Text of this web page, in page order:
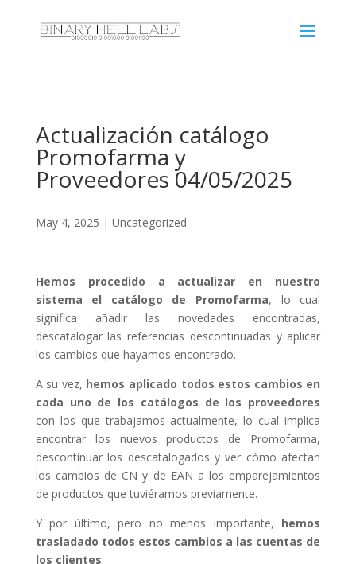
Actualización catálogo
Promofarma y
Proveedores 04/05/2025
May 4, 2025 | Uncategorized
Hemos procedido a actualizar en nuestro
sistema el catálogo de Promofarma, lo cual
significa añadir las novedades encontradas,
descatalogar las referencias descontinuadas y aplicar
los cambios que hayamos encontrado.
A su vez, hemos aplicado todos estos cambios en
cada uno de los catálogos de los proveedores
con los que trabajamos actualmente, lo cual implica
encontrar los nuevos productos de Promofarma,
descontinuar los descatalogados y ver cómo afectan
los cambios de CN y de EAN a los emparejamientos
de productos que tuviéramos previamente.
Y por último, pero no menos importante, hemos
trasladado todos estos cambios a las cuentas de
los clientes.